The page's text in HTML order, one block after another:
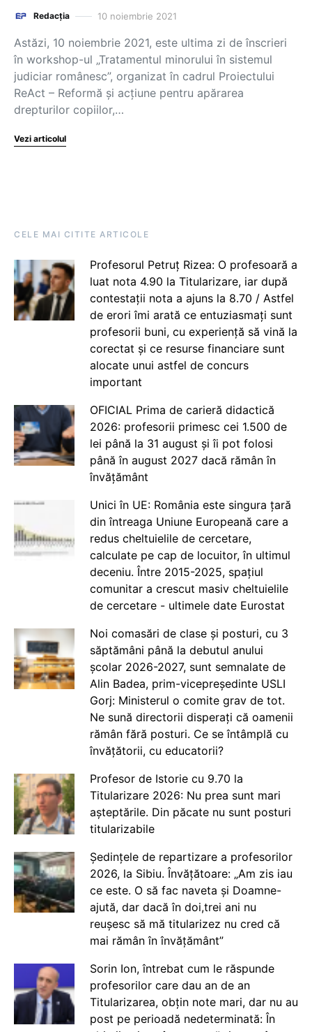
Redacția 10 noiembrie 2021
Astăzi, 10 noiembrie 2021, este ultima zi de înscrieri
în workshop-ul „Tratamentul minorului în sistemul
judiciar românesc”, organizat în cadrul Proiectului
ReAct – Reformă și acțiune pentru apărarea
drepturilor copiilor,…
Vezi articolul
CELE MAI CITITE ARTICOLE
Profesorul Petruț Rizea: O profesoară a
luat nota 4.90 la Titularizare, iar după
contestații nota a ajuns la 8.70 / Astfel
de erori îmi arată ce entuziasmați sunt
profesorii buni, cu experiență să vină la
corectat și ce resurse financiare sunt
alocate unui astfel de concurs
important
OFICIAL Prima de carieră didactică
2026: profesorii primesc cei 1.500 de
lei până la 31 august și îi pot folosi
până în august 2027 dacă rămân în
învățământ
Unici în UE: România este singura țară
din întreaga Uniune Europeană care a
redus cheltuielile de cercetare,
calculate pe cap de locuitor, în ultimul
deceniu. Între 2015-2025, spațiul
comunitar a crescut masiv cheltuielile
de cercetare - ultimele date Eurostat
Noi comasări de clase și posturi, cu 3
săptămâni până la debutul anului
școlar 2026-2027, sunt semnalate de
Alin Badea, prim-vicepreședinte USLI
Gorj: Ministerul o comite grav de tot.
Ne sună directorii disperați că oamenii
rămân fără posturi. Ce se întâmplă cu
învățătorii, cu educatorii?
Profesor de Istorie cu 9.70 la
Titularizare 2026: Nu prea sunt mari
așteptările. Din păcate nu sunt posturi
titularizabile
Ședințele de repartizare a profesorilor
2026, la Sibiu. Învățătoare: „Am zis iau
ce este. O să fac naveta și Doamne-
ajută, dar dacă în doi,trei ani nu
reușesc să mă titularizez nu cred că
mai rămân în învățământ”
Sorin Ion, întrebat cum le răspunde
profesorilor care dau an de an
Titularizarea, obțin note mari, dar nu au
post pe perioadă nedeterminată: În